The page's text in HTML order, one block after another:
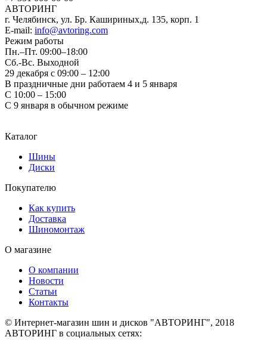
АВТОРИНГ
г. Челябинск, ул. Бр. Кашириных,д. 135, корп. 1
E-mail: info@avtoring.com
Режим работы
Пн.–Пт. 09:00–18:00
Сб.-Вс. Выходной
29 декабря с 09:00 – 12:00
В праздничные дни работаем 4 и 5 января
С 10:00 – 15:00
С 9 января в обычном режиме
Каталог
Шины
Диски
Покупателю
Как купить
Доставка
Шиномонтаж
О магазине
О компании
Новости
Статьи
Контакты
© Интернет-магазин шин и дисков "АВТОРИНГ", 2018
АВТОРИНГ в социальных сетях: